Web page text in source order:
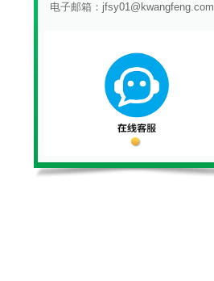
电子邮箱： jfsy01@kwangfeng.com